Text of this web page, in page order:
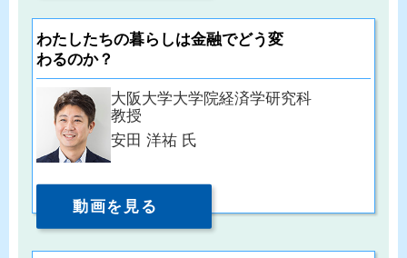
わたしたちの暮らしは金融でどう変
わるのか？
大阪大学大学院経済学研究科
教授
安田 洋祐 氏
動画を見る